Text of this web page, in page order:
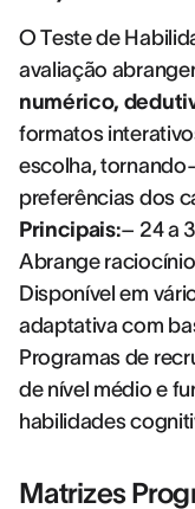
O Teste de
avaliação
numérico,
formatos
escolha,
preferências dos
Principais:– 24 a
Abrange
Disponível em
adaptativa com
Programas de
de nível médio e
habilidades
Matrizes